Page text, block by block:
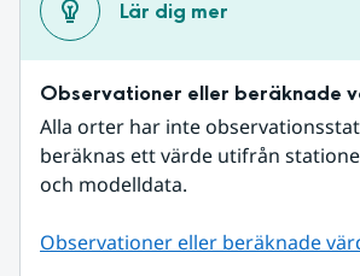
Lär dig mer
Observationer eller beräknade
Alla orter har inte
beräknas ett värde utifrån
och modelldata.
Observationer eller beräknade